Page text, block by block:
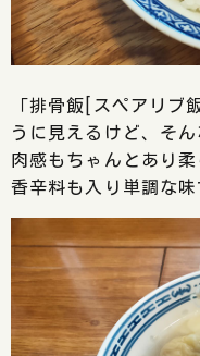
「排骨飯[スペアリブ
うに見えるけど、そん
肉感もちゃんとあり
香辛料も入り単調な味